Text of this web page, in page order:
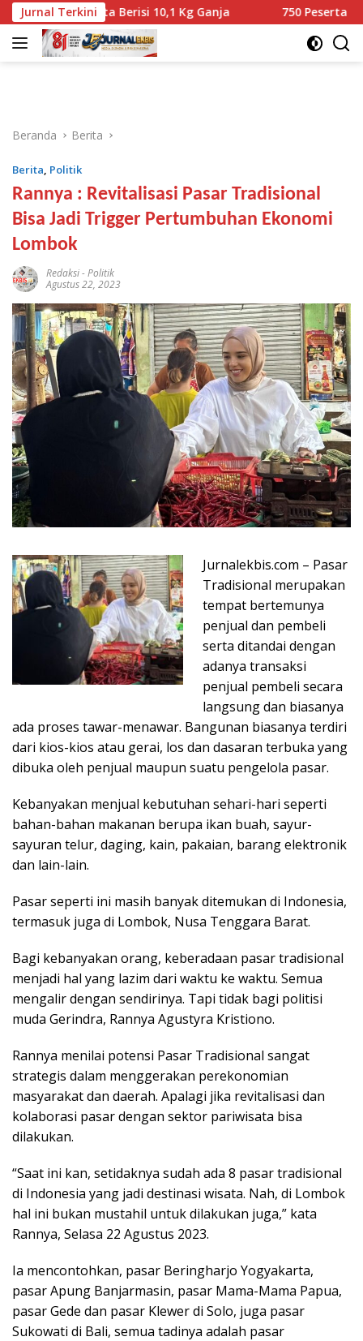
Langsung
ke
konten
Jurnal Terkini
Berisi 10,1 Kg Ganja 750 Peserta Ramaikan Fun
Beranda Berita
Berita, Politik
Rannya : Revitalisasi Pasar Tradisional
Bisa Jadi Trigger Pertumbuhan Ekonomi
Lombok
Redaksi-Politik
Agustus 22, 2023
Jurnalekbis.com – Pasar
Tradisional merupakan
tempat bertemunya
penjual dan pembeli
serta ditandai dengan
adanya transaksi
penjual pembeli secara
langsung dan biasanya
ada proses tawar-menawar. Bangunan biasanya terdiri
dari kios-kios atau gerai, los dan dasaran terbuka yang
dibuka oleh penjual maupun suatu pengelola pasar.
Kebanyakan menjual kebutuhan sehari-hari seperti
bahan-bahan makanan berupa ikan buah, sayur-
sayuran telur, daging, kain, pakaian, barang elektronik
dan lain-lain.
Pasar seperti ini masih banyak ditemukan di Indonesia,
termasuk juga di Lombok, Nusa Tenggara Barat.
Bagi kebanyakan orang, keberadaan pasar tradisional
menjadi hal yang lazim dari waktu ke waktu. Semua
mengalir dengan sendirinya. Tapi tidak bagi politisi
muda Gerindra, Rannya Agustyra Kristiono.
Rannya menilai potensi Pasar Tradisional sangat
strategis dalam menggerakan perekonomian
masyarakat dan daerah. Apalagi jika revitalisasi dan
kolaborasi pasar dengan sektor pariwisata bisa
dilakukan.
“Saat ini kan, setidaknya sudah ada 8 pasar tradisional
di Indonesia yang jadi destinasi wisata. Nah, di Lombok
hal ini bukan mustahil untuk dilakukan juga,” kata
Rannya, Selasa 22 Agustus 2023.
Ia mencontohkan, pasar Beringharjo Yogyakarta,
pasar Apung Banjarmasin, pasar Mama-Mama Papua,
pasar Gede dan pasar Klewer di Solo, juga pasar
Sukowati di Bali, semua tadinya adalah pasar